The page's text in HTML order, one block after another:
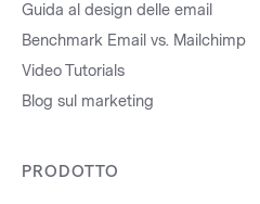
Guida al design delle email
Benchmark Email vs. Mailchimp
Video Tutorials
Blog sul marketing
PRODOTTO